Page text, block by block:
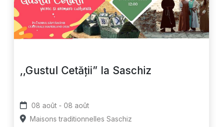
,,Gustul Cetății” la Saschiz
08 août - 08 août
Maisons traditionnelles Saschiz